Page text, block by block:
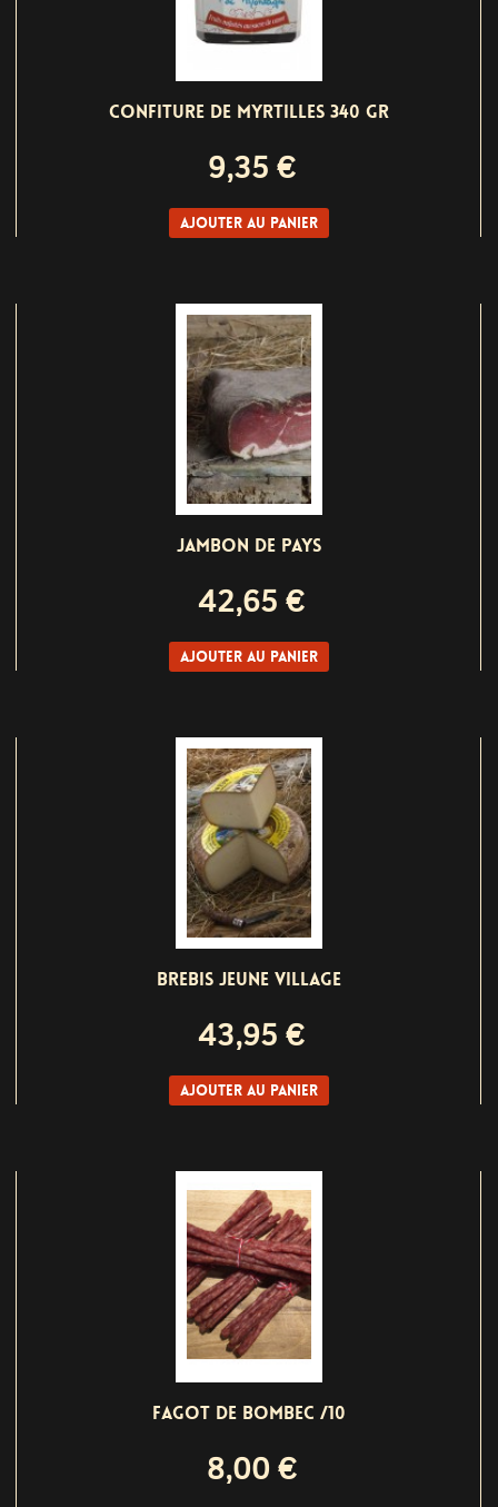
CONFITURE DE MYRTILLES 340 GR
9,35 €
Ajouter au panier
JAMBON DE PAYS
42,65 €
Ajouter au panier
BREBIS JEUNE VILLAGE
43,95 €
Ajouter au panier
FAGOT DE BOMBEC /10
8,00 €